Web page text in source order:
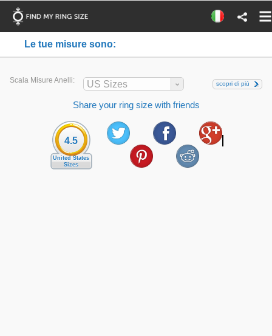
Le tue misure sono:
Scala Misure Anelli: US Sizes scopri di più
Share your ring size with friends
4.5
United States
Sizes